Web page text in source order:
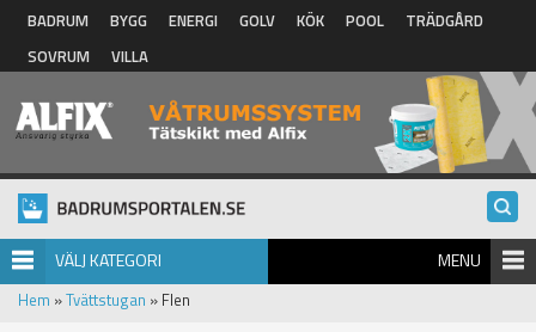
Hoppa till huvudinnehåll
BADRUM BYGG ENERGI GOLV KÖK POOL
TRÄDGÅRD
SOVRUM
VILLA
VÄLJ KATEGORI MENU
Hem »Tvättstugan » Flen